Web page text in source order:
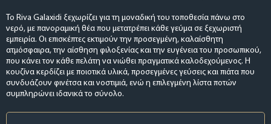
Το Riva Galaxidi ξεχωρίζει για τη μοναδική του τοποθεσία πάνω στο
νερό, με πανοραμική θέα που μετατρέπει κάθε γεύμα σε ξεχωριστή
εμπειρία. Οι επισκέπτες εκτιμούν την προσεγμένη, καλαίσθητη
ατμόσφαιρα, την αίσθηση φιλοξενίας και την ευγένεια του προσωπικού,
που κάνει τον κάθε πελάτη να νιώθει πραγματικά καλοδεχούμενος. Η
κουζίνα κερδίζει με ποιοτικά υλικά, προσεγμένες γεύσεις και πιάτα που
συνδυάζουν φινέτσα και νοστιμιά, ενώ η επιλεγμένη λίστα ποτών
συμπληρώνει ιδανικά το σύνολο.